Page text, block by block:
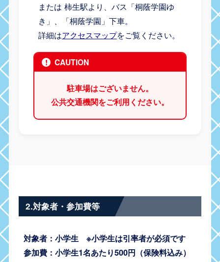
または 柿生駅より、バス「桐蔭学園ゆ
き」、「桐蔭学園」下車。
詳細はアクセスマップをご覧ください。
! CAUTION
駐車場はございません。
公共交通機関をご利用ください。
2.対象者・参加費等
対象者：小学生 ※小学生は引率者が必須です
参加費：小学生1名あたり500円（保険料込み）